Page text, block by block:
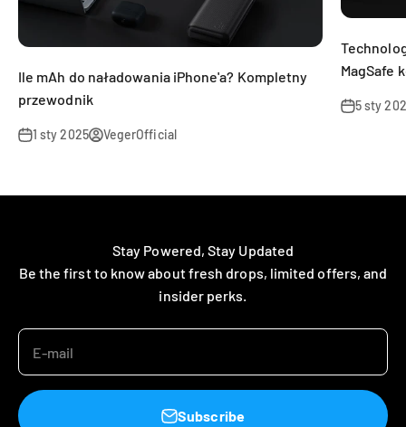
Ile mAh do naładowania iPhone'a? Kompletny
przewodnik
1 sty 2025 VegerOfficial
MagSafe
5 sty
Stay Powered, Stay Updated
Be the first to know about fresh drops, limited offers, and
insider perks.
E-mail
Subscribe